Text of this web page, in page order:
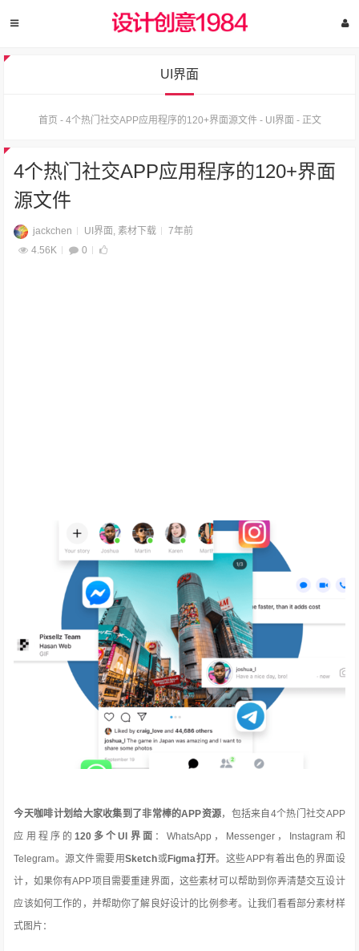
UI界面
首页 - 4个热门社交APP应用程序的120+界面源文件- UI界面 - 正文
4个热门社交APP应用程序的120+界面
源文件
jackchen UI界面,素材下载
7年前
4.56K
0
今天咖啡计划给大家收集到了非常棒的APP资源，包括来自4个热门社交APP
应用程序的120多个UI界面 ：WhatsApp，Messenger，Instagram和
Telegram。源文件需要用Sketch或Figma打开。这些APP有着出色的界面设
计，如果你有APP项目需要重建界面，这些素材可以帮助到你弄清楚交互设计
应该如何工作的，并帮助你了解良好设计的比例参考。让我们看看部分素材样
式图片 ：